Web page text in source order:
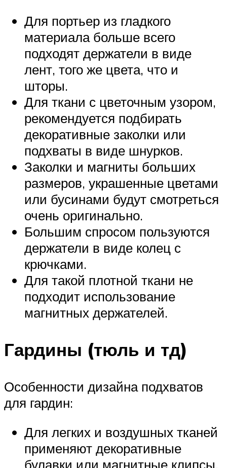
Для портьер из гладкого
материала больше всего
подходят держатели в виде
лент, того же цвета, что и
шторы.
Для ткани с цветочным узором,
рекомендуется подбирать
декоративные заколки или
подхваты в виде шнурков.
Заколки и магниты больших
размеров, украшенные цветами
или бусинами будут смотреться
очень оригинально.
Большим спросом пользуются
держатели в виде колец с
крючками.
Для такой плотной ткани не
подходит использование
магнитных держателей.
Гардины (тюль и тд)
Особенности дизайна подхватов
для гардин:
Для легких и воздушных тканей
применяют декоративные
булавки или магнитные клипсы,